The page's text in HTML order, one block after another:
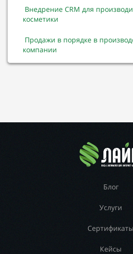
Внедрение CRM для
косметики
Продажи в порядке в
компании
Блог
Услуги
Сертификаты
Кейсы